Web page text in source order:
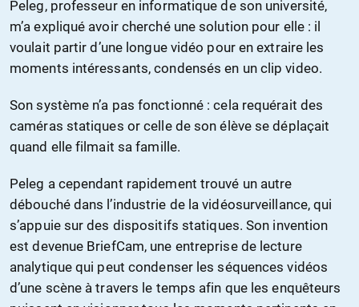
Peleg, professeur en informatique de son université,
m’a expliqué avoir cherché une solution pour elle : il
voulait partir d’une longue vidéo pour en extraire les
moments intéressants, condensés en un clip video.
Son système n’a pas fonctionné : cela requérait des
caméras statiques or celle de son élève se déplaçait
quand elle filmait sa famille.
Peleg a cependant rapidement trouvé un autre
débouché dans l’industrie de la vidéosurveillance, qui
s’appuie sur des dispositifs statiques. Son invention
est devenue BriefCam, une entreprise de lecture
analytique qui peut condenser les séquences vidéos
d’une scène à travers le temps afin que les enquêteurs